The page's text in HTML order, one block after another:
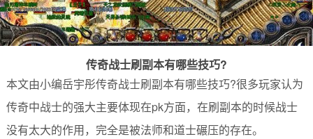
传奇战士刷副本有哪些技巧?
本文由小编岳宇彤传奇战士刷副本有哪些技巧?很多玩家认为
传奇中战士的强大主要体现在pk方面，在刷副本的时候战士
没有太大的作用，完全是被法师和道士碾压的存在。